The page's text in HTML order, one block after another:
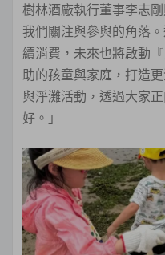
樹林酒廠執行董事李志
我們關注與參與的角落
續消費，未來也將啟動
助的孩童與家庭，打造
與淨灘活動，透過大家
好。」